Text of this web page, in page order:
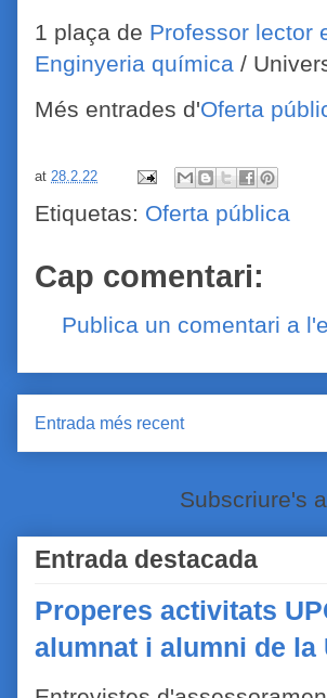
1 plaça de Professor lector
Enginyeria química /
Més entrades d'Oferta
at 28.2.22
Etiquetas: Oferta pública
Cap comentari:
Publica un comentari a
Entrada més recent
Subscriure's
Entrada destacada
Properes activitats
alumnat i alumni de la